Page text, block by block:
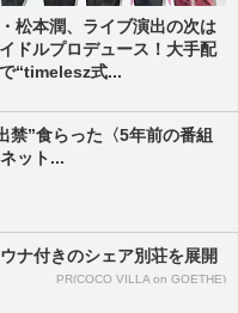
松本潤、ライブ演出の次は
ドルプロデュース！大手配
“timelesz式...
禁”食らった〈5年前の番組
ット...
ナ付きのシェア別荘を展開
PR(COCO VILLA on GOETHE)